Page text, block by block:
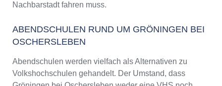
Nachbarstadt fahren muss.
ABENDSCHULEN RUND UM GRÖNINGEN BEI
OSCHERSLEBEN
Abendschulen werden vielfach als Alternativen zu
Volkshochschulen gehandelt. Der Umstand, dass